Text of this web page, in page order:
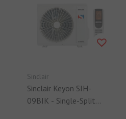
Sinclair
Sinclair Keyon SIH-
09BIK - Single-Split